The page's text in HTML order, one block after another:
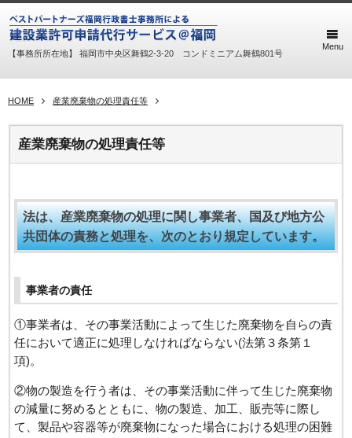
【事務所所在地】 福岡市中央区舞鶴2-3-20 コンドミニアム舞鶴801号
Menu
HOME 産業廃棄物の処理責任等
産業廃棄物の処理責任等
法は、産業廃棄物の処理に関し事業者、国及び地方公
共団体の責務と処理を、次のとおり規定しています。
事業者の責任
①事業者は、その事業活動によって生じた廃棄物を自らの責
任において適正に処理しなければならない(法第３条第１
項)。
②物の製造を行う者は、その事業活動に伴って生じた廃棄物
の減量に努めるとともに、物の製造、加工、販売等に際し
て、製品や容器等が廃棄物になった場合における処理の困難